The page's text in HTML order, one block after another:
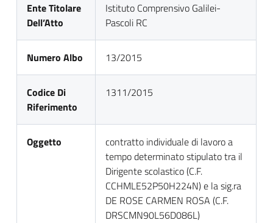
Ente Titolare
Dell’Atto
Istituto Comprensivo Galilei-
Pascoli RC
Numero Albo 13/2015
Codice Di
Riferimento
1311/2015
Oggetto
contratto individuale di lavoro a
tempo determinato stipulato tra il
Dirigente scolastico (C.F.
CCHMLE52P50H224N) e la sig.ra
DE ROSE CARMEN ROSA (C.F.
DRSCMN90L56D086L)